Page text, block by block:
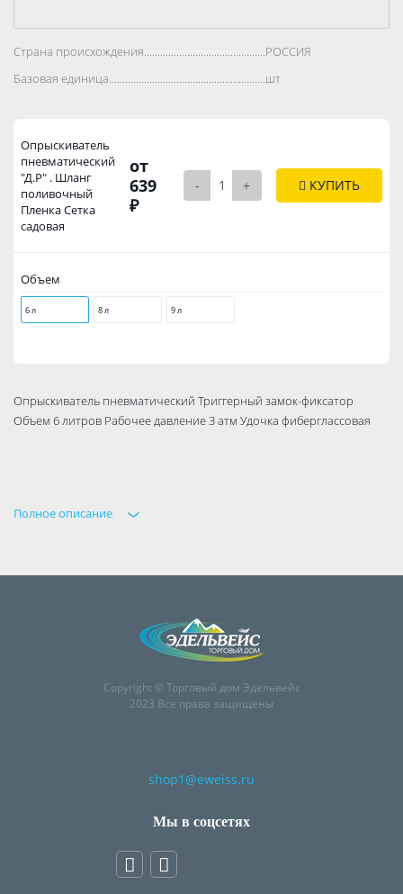
Страна происхождения..................................................................................
РОССИЯ
Базовая единица..................................................................................
шт
Опрыскиватель
пневматический
"Д.Р" . Шланг
поливочный
Пленка Сетка
садовая
от
639
₽
- + КУПИТЬ
Объем
6 л 8 л 9 л
Опрыскиватель пневматический Триггерный замок-фиксатор
Объем 6 литров Рабочее давление 3 атм Удочка фиберглассовая
Полное описание
Copyright © Торговый дом Эдельвейс
2023 Все права защищены
shop1@eweiss.ru
Мы в соцсетях